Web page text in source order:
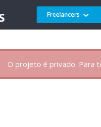
Freelancers
O projeto é privado. Para